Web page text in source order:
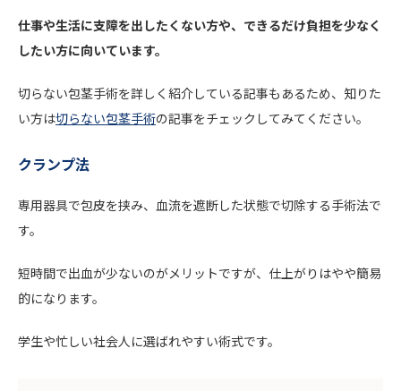
仕事や生活に支障を出したくない方や、できるだけ負担を少なく
したい方に向いています。
切らない包茎手術を詳しく紹介している記事もあるため、知りた
い方は切らない包茎手術の記事をチェックしてみてください。
クランプ法
専用器具で包皮を挟み、血流を遮断した状態で切除する手術法で
す。
短時間で出血が少ないのがメリットですが、仕上がりはやや簡易
的になります。
学生や忙しい社会人に選ばれやすい術式です。